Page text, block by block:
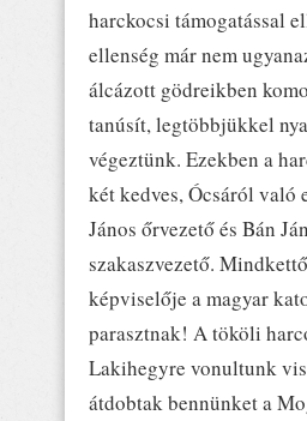
harckocsi támogatással
ellenség már nem
álcázott gödreikben
tanúsít, legtöbbjükkel
végeztünk. Ezekben a
két kedves, Ócsáról való
János őrvezető és Bán
szakaszvezető.
képviselője a magyar
parasztnak! A tököli
Lakihegyre vonultunk
átdobtak bennünket a